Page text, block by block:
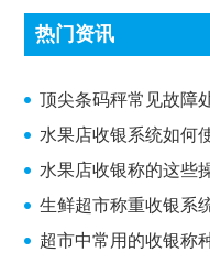
热门资讯
顶尖条码秤常见故障
顶尖条码秤常见故障
水果店收银系统如何
水果店收银称的这些
生鲜超市称重收银系
超市中常用的收银称